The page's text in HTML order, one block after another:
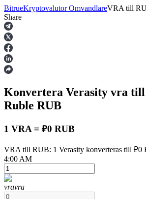
Terminer
USDT Futures
Futures med USDT som säkerhet
BitrueKryptovalutor OmvandlareVRA till
Share
Konvertera Verasity vra till
Ruble RUB
1 VRA = ₽0 RUB
VRA till RUB: 1 Verasity konverteras till ₽0
4:00 AM
vravra